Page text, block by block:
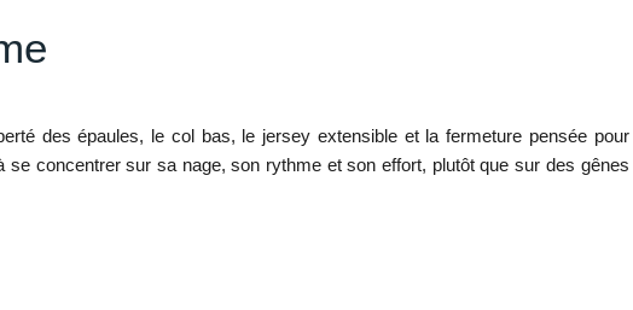
des épaules, le col bas, le jersey extensible et la fermeture pensée pour
concentrer sur sa nage, son rythme et son effort, plutôt que sur des gênes